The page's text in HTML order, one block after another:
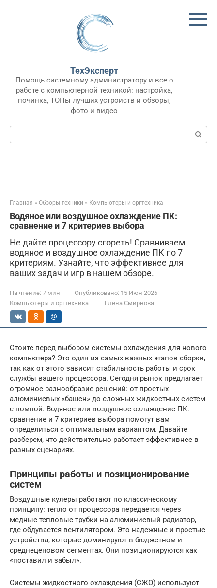
ТехЭксперт
Помощь системному администратору и все о
работе с компьютерной техникой: настройка,
починка, ТОПы лучших устройств и обзоры,
фото и видео
Поиск:
Главная » Обзоры техники » Компьютеры и оргтехника
Водяное или воздушное охлаждение ПК:
сравнение и 7 критериев выбора
Не дайте процессору сгореть! Сравниваем
водяное и воздушное охлаждение ПК по 7
критериям. Узнайте, что эффективнее для
ваших задач и игр в нашем обзоре.
На чтение: 7 мин Опубликовано: 15 Июн 2026
Компьютеры и оргтехника
Елена Смирнова
Стоите перед выбором системы охлаждения для нового
компьютера? Это один из самых важных этапов сборки,
так как от этого зависит стабильность работы и срок
службы вашего процессора. Сегодня рынок предлагает
огромное разнообразие решений: от простых
алюминиевых «башен» до сложных жидкостных систем
с помпой. Водяное или воздушное охлаждение ПК:
сравнение и 7 критериев выбора помогут вам
определиться с оптимальным вариантом. Давайте
разберем, что действительно работает эффективнее в
разных сценариях.
Принципы работы и позиционирование
систем
Воздушные кулеры работают по классическому
принципу: тепло от процессора передается через
медные тепловые трубки на алюминиевый радиатор,
где обдувается вентилятором. Это надежные и простые
устройства, которые доминируют в бюджетном и
среднеценовом сегментах. Они позиционируются как
«поставил и забыл».
Системы жидкостного охлаждения (СЖО) используют